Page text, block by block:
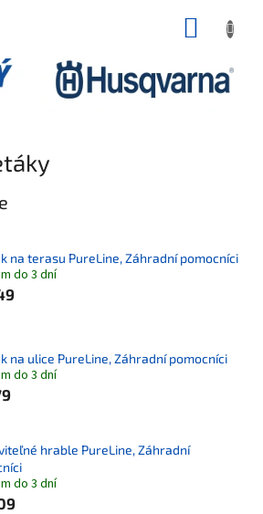
na terasu PureLine, Záhradní pomocníci
do 3 dní
na ulice PureLine, Záhradní pomocníci
do 3 dní
hrable PureLine, Záhradní
do 3 dní